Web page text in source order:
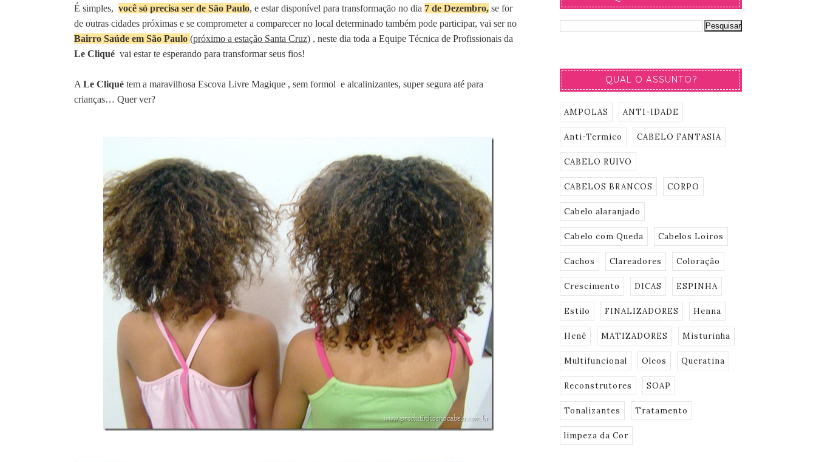
É simples, você só precisa ser de São Paulo, e estar disponível para transformação no dia 7 de Dezembro, se for
de outras cidades próximas e se comprometer a comparecer no local determinado também pode participar, vai ser no
Bairro Saúde em São Paulo (próximo a estação Santa Cruz) , neste dia toda a Equipe Técnica de Profissionais da
Le Cliqué vai estar te esperando para transformar seus fios!
A Le Cliqué tem a maravilhosa Escova Livre Magique , sem formol e alcalinizantes, super segura até para
crianças… Quer ver?
QUAL O ASSUNTO?
AMPOLAS ANTI-IDADE
Anti-Termico CABELO FANTASIA
CABELO RUIVO
CABELOS BRANCOS CORPO
Cabelo alaranjado
Cabelo com Queda Cabelos Loiros
Cachos Clareadores Coloração
Crescimento DICAS ESPINHA
Estilo FINALIZADORES Henna
Henê MATIZADORES Misturinha
Multifuncional Oleos Queratina
Reconstrutores SOAP
Tonalizantes Tratamento
limpeza da Cor